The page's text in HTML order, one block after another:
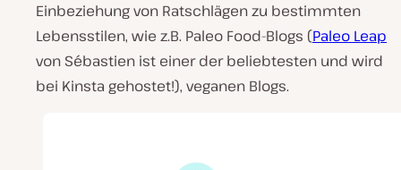
Einbeziehung von Ratschlägen zu bestimmten
Lebensstilen, wie z.B. Paleo Food-Blogs (Paleo Leap
von Sébastien ist einer der beliebtesten und wird
bei Kinsta gehostet!), veganen Blogs.